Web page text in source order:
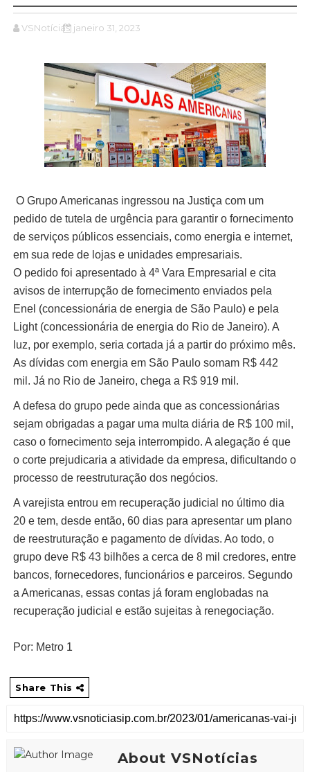
VSNotícias janeiro 31, 2023
O Grupo Americanas ingressou na Justiça com um
pedido de tutela de urgência para garantir o fornecimento
de serviços públicos essenciais, como energia e internet,
em sua rede de lojas e unidades empresariais.
O pedido foi apresentado à 4ª Vara Empresarial e cita
avisos de interrupção de fornecimento enviados pela
Enel (concessionária de energia de São Paulo) e pela
Light (concessionária de energia do Rio de Janeiro). A
luz, por exemplo, seria cortada já a partir do próximo mês.
As dívidas com energia em São Paulo somam R$ 442
mil. Já no Rio de Janeiro, chega a R$ 919 mil.
A defesa do grupo pede ainda que as concessionárias
sejam obrigadas a pagar uma multa diária de R$ 100 mil,
caso o fornecimento seja interrompido. A alegação é que
o corte prejudicaria a atividade da empresa, dificultando o
processo de reestruturação dos negócios.
A varejista entrou em recuperação judicial no último dia
20 e tem, desde então, 60 dias para apresentar um plano
de reestruturação e pagamento de dívidas. Ao todo, o
grupo deve R$ 43 bilhões a cerca de 8 mil credores, entre
bancos, fornecedores, funcionários e parceiros. Segundo
a Americanas, essas contas já foram englobadas na
recuperação judicial e estão sujeitas à renegociação.
Por: Metro 1
Share This
About VSNotícias